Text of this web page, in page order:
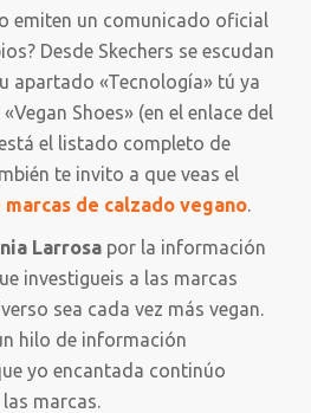
emiten un comunicado oficial
Desde Skechers se escudan
apartado «Tecnología» tú ya
Shoes» (en el enlace del
el listado completo de
te invito a que veas el
de calzado vegano.
Larrosa por la información
investigueis a las marcas
sea cada vez más vegan.
hilo de información
yo encantada continúo
marcas.